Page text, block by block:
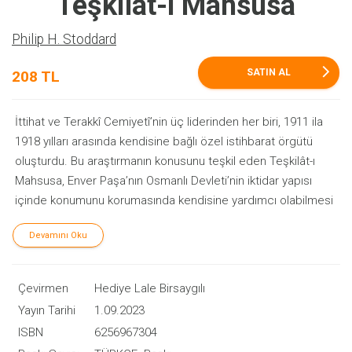
Philip H. Stoddard
208 TL SATIN AL arrow_forward_ios
İttihat ve Terakkî Cemiyetî’nin üç liderinden her biri, 1911 ila
1918 yılları arasında kendisine bağlı özel istihbarat örgütü
oluşturdu. Bu araştırmanın konusunu teşkil eden Teşkilât-ı
Mahsusa, Enver Paşa’nın Osmanlı Devleti’nin iktidar yapısı
içinde konumunu korumasında kendisine yardımcı olabilmesi
için kurduğu Batı tarzı bir özel kuvvettir. Teşkilat aynı zamanda
iç güvenliğin sağlanması ve saldırılarla baş etmesi gibi zor
Mahsusa’nın hikâyesini dönemin yazılı kaynaklarından
hareketle incelemekle yetinmiyor aynı zamanda tarihe tanıklık
edenlerin hafızasını da dikkate alıyor. Yazarın doktora tezi olan
Devamını Oku
Çevirmen
Hediye Lale Birsaygılı
Yayın Tarihi
1.09.2023
ISBN
6256967304